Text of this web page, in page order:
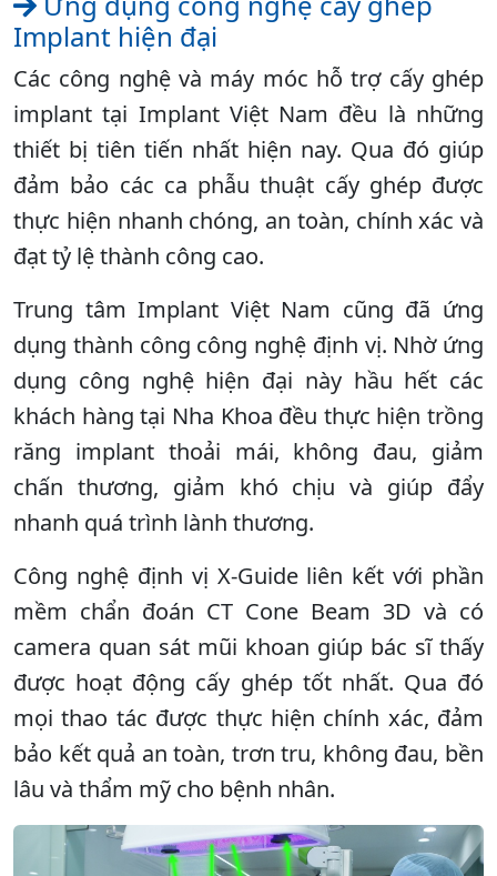
Implant hiện đại
Các công nghệ và máy móc hỗ trợ cấy ghép
implant tại Implant Việt Nam đều là những
thiết bị tiên tiến nhất hiện nay. Qua đó giúp
đảm bảo các ca phẫu thuật cấy ghép được
thực hiện nhanh chóng, an toàn, chính xác và
đạt tỷ lệ thành công cao.
Trung tâm Implant Việt Nam cũng đã ứng
dụng thành công công nghệ định vị. Nhờ ứng
dụng công nghệ hiện đại này hầu hết các
khách hàng tại Nha Khoa đều thực hiện trồng
răng implant thoải mái, không đau, giảm
chấn thương, giảm khó chịu và giúp đẩy
nhanh quá trình lành thương.
Công nghệ định vị X-Guide liên kết với phần
mềm chẩn đoán CT Cone Beam 3D và có
camera quan sát mũi khoan giúp bác sĩ thấy
được hoạt động cấy ghép tốt nhất. Qua đó
mọi thao tác được thực hiện chính xác, đảm
bảo kết quả an toàn, trơn tru, không đau, bền
lâu và thẩm mỹ cho bệnh nhân.